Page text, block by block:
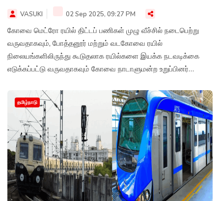
VASUKI 02 Sep 2025, 09:27 PM
கோவை மெட்ரோ ரயில் திட்டப் பணிகள் முழு வீச்சில் நடைபெற்று
வருவதாகவும், போத்தனூர் மற்றும் வடகோவை ரயில்
நிலையங்களிலிருந்து கூடுதலாக ரயில்களை இயக்க நடவடிக்கை
எடுக்கப்பட்டு வருவதாகவும் கோவை நாடாளுமன்ற உறுப்பினர்
தமிழ்நாடு